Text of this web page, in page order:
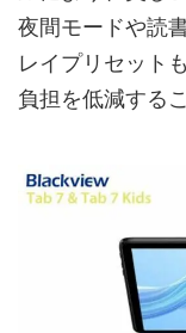
夜間モードや読
レイプリセット
負担を低減する